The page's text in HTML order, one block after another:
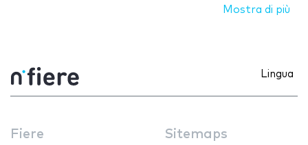
Mostra di più
Lingua
Fiere Sitemaps